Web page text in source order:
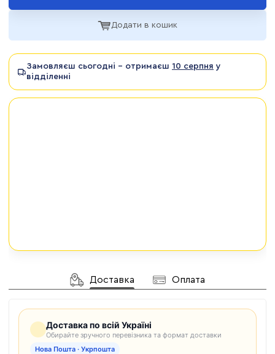
Додати в кошик
Замовляєш сьогодні - отримаєш 10 серпня у
відділенні
Доставка Оплата
Доставка по всій Україні
Обирайте зручного перевізника та формат доставки
Нова Пошта · Укрпошта